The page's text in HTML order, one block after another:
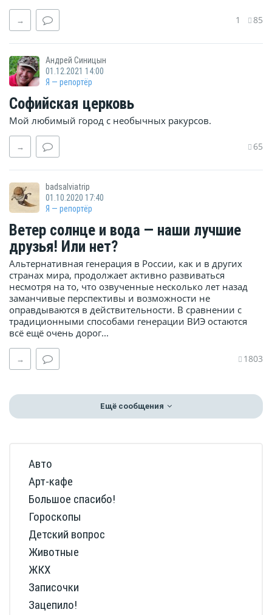
→ 1 85
Андрей Синицын
01.12.2021 14:00
Я — репортёр
Софийская церковь
Мой любимый город с необычных ракурсов.
→ 65
badsalviatrip
01.10.2020 17:40
Я — репортёр
Ветер солнце и вода — наши лучшие
друзья! Или нет?
Альтернативная генерация в России, как и в других
странах мира, продолжает активно развиваться
несмотря на то, что озвученные несколько лет назад
заманчивые перспективы и возможности не
оправдываются в действительности. В сравнении с
традиционными способами генерации ВИЭ остаются
всё ещё очень дорог...
→ 1803
Ещё сообщения
Авто
Арт-кафе
Большое спасибо!
Гороскопы
Детский вопрос
Животные
ЖКХ
Записочки
Зацепило!